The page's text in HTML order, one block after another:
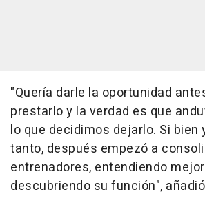
"Quería darle la oportunidad
prestarlo y la verdad es que
lo que decidimos dejarlo. Si bien
tanto, después empezó a
entrenadores, entendiendo
descubriendo su función",